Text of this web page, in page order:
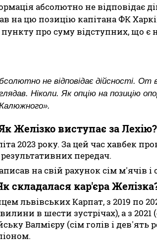
абсолютно не відповідає
на цю позицію капітана ФК
про суму відступних, що є
не відповідає дійсності. От
Ніколи. Як опцію на позицію
Желізко виступає за Лехію?
2023 року. За цей час хавбек
результативних передач.
на свій рахунок сім м'ячів і
складалася кар'єра
львівських Карпат, з 2019 по
в шести зустрічах), а з
Валмієру (сім голів і